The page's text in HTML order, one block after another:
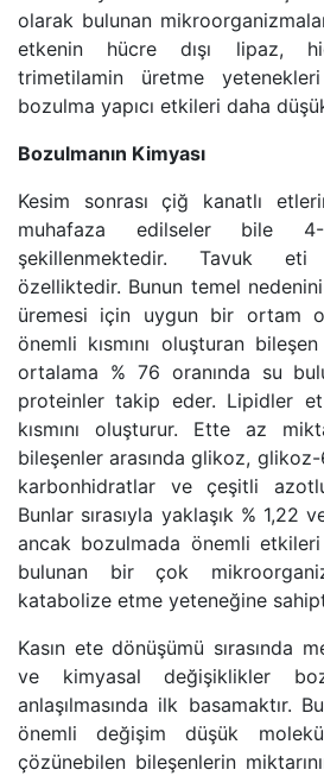
olarak bulunan
etkenin hücre dışı lipaz,
trimetilamin üretme
bozulma yapıcı etkileri daha
Bozulmanın Kimyası
Kesim sonrası çiğ kanatlı
muhafaza edilseler bile
şekillenmektedir. Tavuk
özelliktedir. Bunun temel
üremesi için uygun bir ortam
önemli kısmını oluşturan
ortalama % 76 oranında su
proteinler takip eder. Lipidler
kısmını oluşturur. Ette az
bileşenler arasında glikoz,
karbonhidratlar ve çeşitli
Bunlar sırasıyla yaklaşık % 1,22
ancak bozulmada önemli etkileri
bulunan bir çok
katabolize etme yeteneğine
Kasın ete dönüşümü sırasında
ve kimyasal değişiklikler
anlaşılmasında ilk basamaktır.
önemli değişim düşük
çözünebilen bileşenlerin